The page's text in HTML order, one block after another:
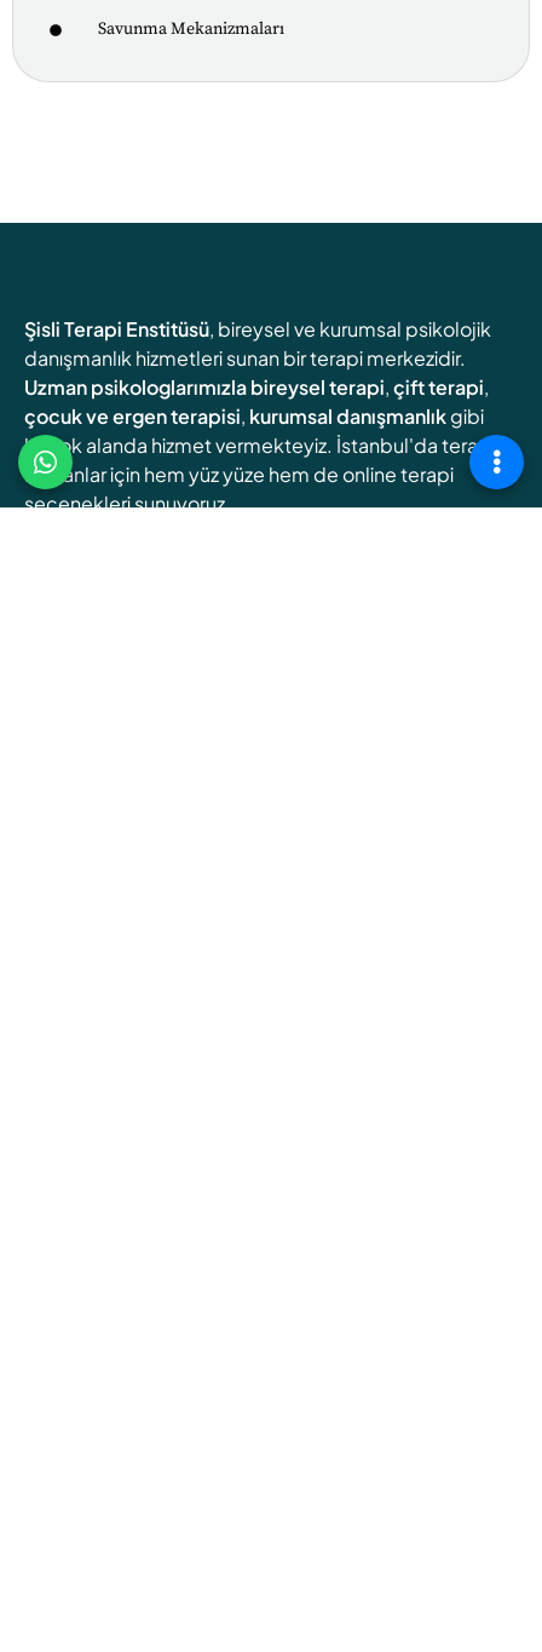
Savunma Mekanizmaları
Şisli Terapi Enstitüsü, bireysel ve kurumsal psikolojik
danışmanlık hizmetleri sunan bir terapi merkezidir.
Uzman psikologlarımızlabireysel terapi,çift terapi,
çocuk ve ergen terapisi, kurumsal danışmanlıkgibi
birçok alanda hizmet vermekteyiz. İstanbul'da terapi
arayanlar için hem yüz yüze hem de online terapi
seçenekleri sunuyoruz.